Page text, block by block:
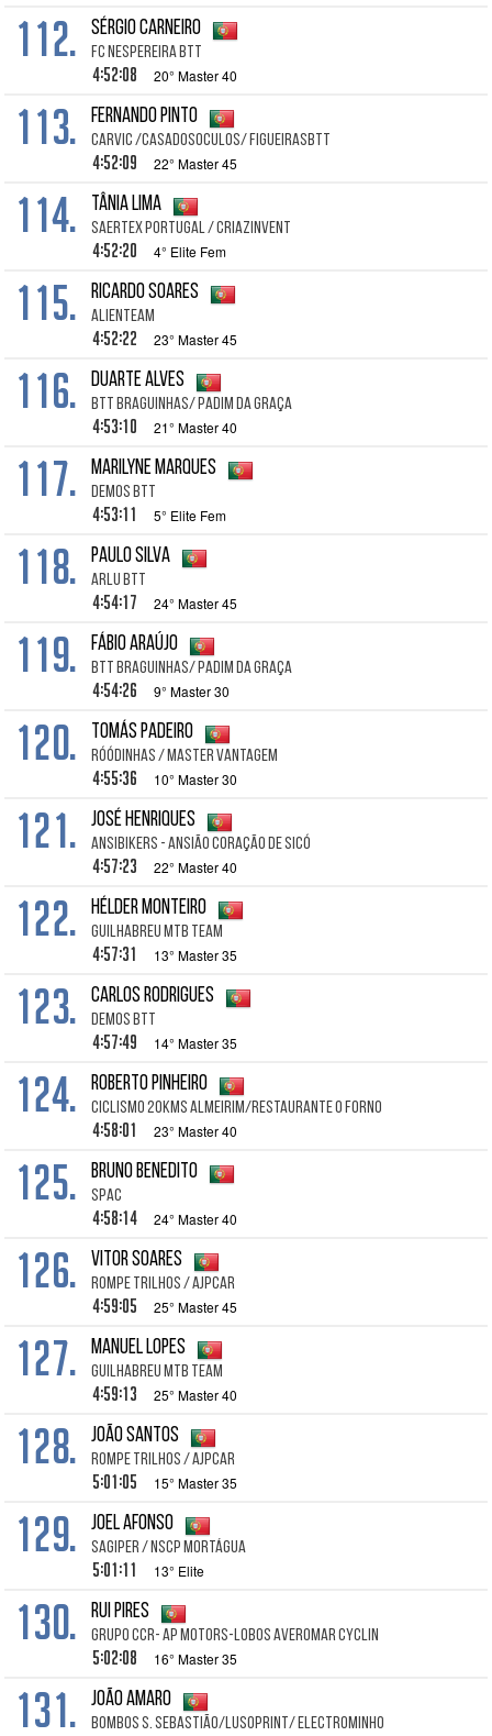
112. Sérgio Carneiro
FC Nespereira BTT
4:52:08 20° Master 40
113. Fernando Pinto
CARVIC /CASADOSOCULOS/ FIGUEIRASBTT
4:52:09 22° Master 45
114. Tânia Lima
SAERTEX Portugal / CRIAZinvent
4:52:20 4° Elite Fem
115. Ricardo Soares
Alienteam
4:52:22 23° Master 45
116. Duarte Alves
BTT Braguinhas/ Padim da Graça
4:53:10 21° Master 40
117. Marilyne Marques
DEMOS BTT
4:53:11 5° Elite Fem
118. Paulo Silva
ARLU BTT
4:54:17 24° Master 45
119. Fábio Araújo
BTT Braguinhas/ Padim da Graça
4:54:26 9° Master 30
120. Tomás Padeiro
RÓÓDINHAS / Master Vantagem
4:55:36 10° Master 30
121. José Henriques
Ansibikers - Ansião Coração de Sicó
4:57:23 22° Master 40
122. Hélder Monteiro
Guilhabreu MTB Team
4:57:31 13° Master 35
123. Carlos Rodrigues
DEMOS BTT
4:57:49 14° Master 35
124. Roberto Pinheiro
Ciclismo 20kms Almeirim/Restaurante O Forno
4:58:01 23° Master 40
125. Bruno Benedito
SPAC
4:58:14 24° Master 40
126. Vitor Soares
Rompe Trilhos / Ajpcar
4:59:05 25° Master 45
127. Manuel Lopes
Guilhabreu MTB Team
4:59:13 25° Master 40
128. João Santos
Rompe Trilhos / Ajpcar
5:01:05 15° Master 35
129. Joel Afonso
SAGIPER / NSCP Mortágua
5:01:11 13° Elite
130. Rui Pires
Grupo ccr- Ap motors-Lobos Averomar Cyclin
5:02:08 16° Master 35
131. João Amaro
Bombos S. Sebastião/LusoPrint/ ElectroMinho